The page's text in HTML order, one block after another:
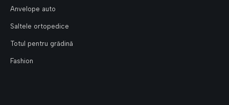
Anvelope auto
Saltele ortopedice
Totul pentru grădină
Fashion